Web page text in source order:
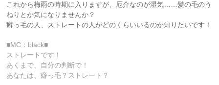
これから梅雨の時期に入りますが、厄介なのが湿気……髪の毛のう
ねりとか気になりませんか？
癖っ毛の人、ストレートの人がどのくらいいるのか知りたいです！
■MC：black■
ストレートです！
あくまで、自分の判断で！
あなたは、癖っ毛？ストレート？